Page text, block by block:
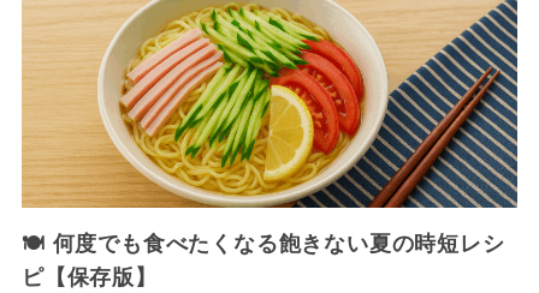
🍽️ 何度でも食べたくなる飽きない夏の時短レシ
ピ【保存版】